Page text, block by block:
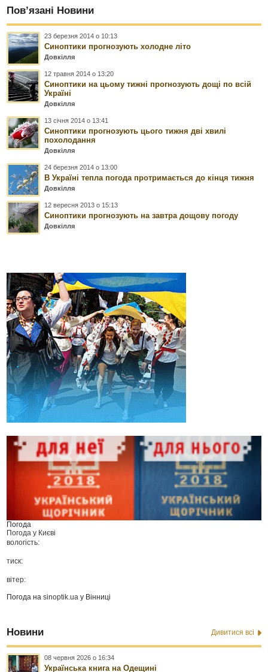
Пов’язані Новини
23 березня 2014 о 10:13
Синоптики прогнозують холодне літо
Довкілля
12 травня 2014 о 13:20
Синоптики на цьому тижні прогнозують дощі по всій
Україні
Довкілля
13 січня 2014 о 13:41
Синоптики прогнозують цього тижня дві хвилі
похолодання
Довкілля
24 березня 2014 о 13:00
В Україні тепла погода протримається до кінця тижня
Довкілля
12 вересня 2013 о 15:13
Синоптики прогнозують на завтра дощову погоду
Довкілля
Погода
Погода у Києві
вологість:
тиск:
вітер:
Погода наsinoptik.ua у Вінниці
Новини Дивитися всі
08 червня 2026 о 16:34
Українська книга на Одещині